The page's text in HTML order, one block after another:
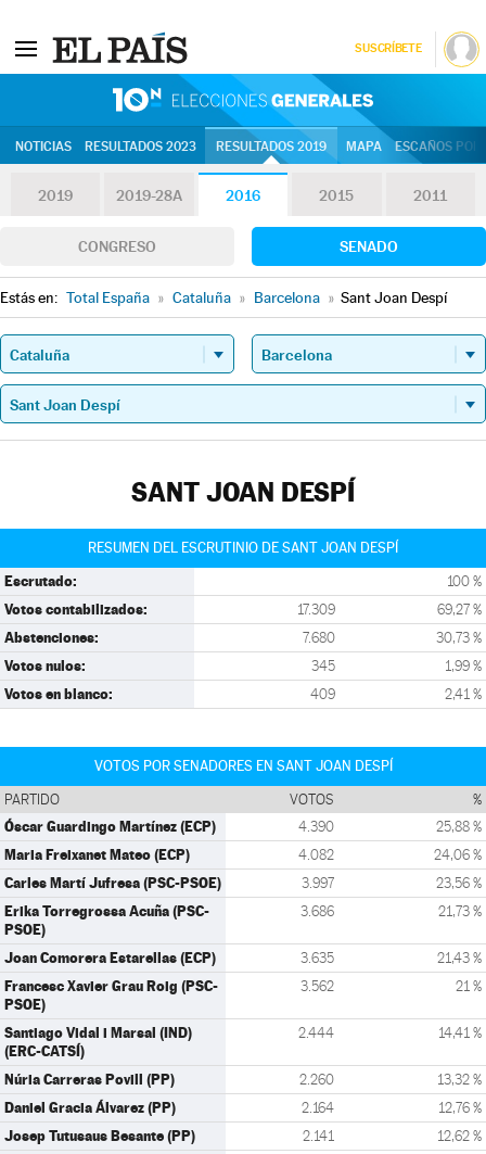
SUSCRÍBETE
NOTICIAS RESULTADOS 2023 RESULTADOS 2019 MAPA ESCAÑOS
2019 2019-28A 2016 2015 2011
CONGRESO SENADO
Estás en: Total España » Cataluña » Barcelona » Sant Joan Despí
SANT JOAN DESPÍ
RESUMEN DEL ESCRUTINIO DE SANT JOAN DESPÍ
Escrutado: 100 %
Votos contabilizados: 17.309 69,27 %
Abstenciones: 7.680 30,73 %
Votos nulos: 345 1,99 %
Votos en blanco: 409 2,41 %
VOTOS POR SENADORES EN SANT JOAN DESPÍ
PARTIDO VOTOS %
Óscar Guardingo Martínez (ECP) 4.390 25,88 %
Maria Freixanet Mateo (ECP) 4.082 24,06 %
Carles Martí Jufresa (PSC-PSOE) 3.997 23,56 %
Erika Torregrossa Acuña (PSC-
PSOE)
3.686 21,73 %
Joan Comorera Estarellas (ECP) 3.635 21,43 %
Francesc Xavier Grau Roig (PSC-
PSOE)
3.562 21 %
Santiago Vidal i Marsal (IND)
(ERC-CATSÍ)
2.444 14,41 %
Núria Carreras Povill (PP) 2.260 13,32 %
Daniel Gracia Álvarez (PP) 2.164 12,76 %
Josep Tutusaus Besante (PP) 2.141 12,62 %